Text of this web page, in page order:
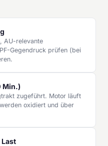
AU-relevante
Gegendruck prüfen (bei
Min.)
zugeführt. Motor läuft
oxidiert und über